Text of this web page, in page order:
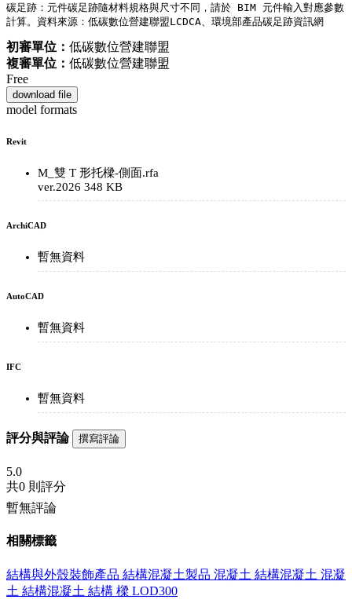
碳足跡：元件碳足跡隨材料規格與尺寸不同，請於 BIM 元件輸入對應參數
計算。資料來源：低碳數位營建聯盟LCDCA、環境部產品碳足跡資訊網
初審單位： 低碳數位營建聯盟
複審單位： 低碳數位營建聯盟
Free
download file
model formats
Revit
M_雙 T 形托樑-側面.rfa
ver.2026 348 KB
ArchiCAD
暫無資料
AutoCAD
暫無資料
IFC
暫無資料
評分與評論 撰寫評論
5.0
共0 則評分
暫無評論
相關標籤
結構與外殼裝飾產品 結構混凝土製品 混凝土 結構混凝土 混凝
土 結構混凝土 結構 樑 LOD300